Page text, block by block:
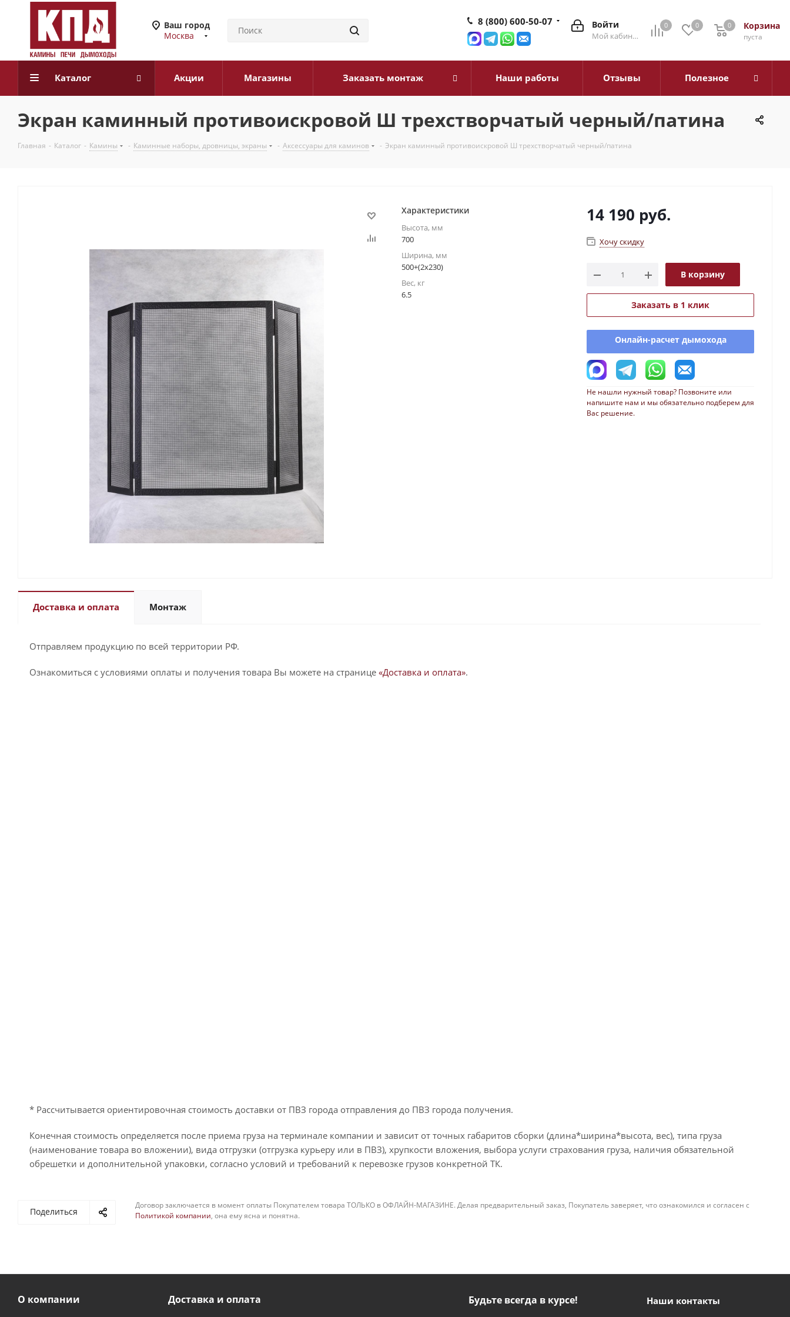
Ваш город
Москва
0 0 Корзина
0
пуста
0
Войти
Мой кабинет
8 (800) 600-50-07
Каталог Акции Магазины Заказать монтаж Наши работы Отзывы Полезное
Экран каминный противоискровой Ш трехстворчатый черный/патина
Главная - Каталог - Камины - Каминные наборы, дровницы, экраны - Аксессуары для каминов - Экран каминный противоискровой Ш трехстворчатый черный/патина
Характеристики
Высота, мм
700
Ширина, мм
500+(2х230)
Вес, кг
6.5
14 190 руб.
Хочу скидку
В корзину
Заказать в 1 клик
Онлайн-расчет дымохода
Не нашли нужный товар? Позвоните или
напишите нам и мы обязательно подберем для
Вас решение.
Доставка и оплата Монтаж
Отправляем продукцию по всей территории РФ.
Ознакомиться с условиями оплаты и получения товара Вы можете на странице «Доставка и оплата».
* Рассчитывается ориентировочная стоимость доставки от ПВЗ города отправления до ПВЗ города получения.
Конечная стоимость определяется после приема груза на терминале компании и зависит от точных габаритов сборки (длина*ширина*высота, вес), типа груза
(наименование товара во вложении), вида отгрузки (отгрузка курьеру или в ПВЗ), хрупкости вложения, выбора услуги страхования груза, наличия обязательной
обрешетки и дополнительной упаковки, согласно условий и требований к перевозке грузов конкретной ТК.
Поделиться
Договор заключается в момент оплаты Покупателем товара ТОЛЬКО в ОФЛАЙН-МАГАЗИНЕ. Делая предварительный заказ, Покупатель заверяет, что ознакомился и согласен с
Политикой компании, она ему ясна и понятна.
О компании Доставка и оплата Будьте всегда в курсе! Наши контакты